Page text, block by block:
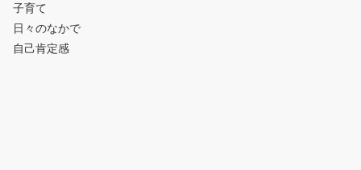
子育て
日々のなかで
自己肯定感